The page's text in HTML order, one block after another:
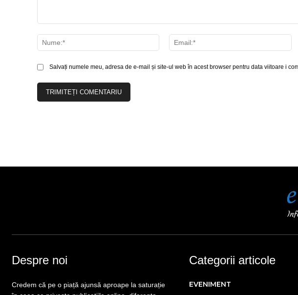
Nume:*
Salvați numele meu, adresa de e-mail și site-ul web în acest browser pentru data viitoare i
Despre noi
Credem că pe o piață ajunsă aproape la saturație
Categorii articole
EVENIMENT